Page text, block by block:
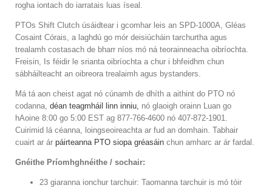
rogha iontach do iarratais luas íseal.
PTOs Shift Clutch úsáidtear i gcomhar leis an SPD-1000A, Gléas
Cosaint Córais, a laghdú go mór deisiúcháin tarchurtha agus
trealamh costasach de bharr níos mó ná teorainneacha oibríochta.
Freisin, Is féidir le srianta oibríochta a chur i bhfeidhm chun
sábháilteacht an oibreora trealaimh agus bystanders.
Má tá aon cheist agat nó cúnamh de dhíth a aithint do PTO nó
codanna, déan teagmháil linn inniu, nó glaoigh orainn Luan go
hAoine 8:00 go 5:00 EST ag 877-766-4600 nó 407-872-1901.
Cuirimid lá céanna, loingseoireachta ar fud an domhain. Tabhair
cuairt ar ár páirteanna PTO siopa gréasáin chun amharc ar ár fardal.
Gnéithe Príomhghnéithe / sochair:
23 giaranna ionchur tarchuir: Taomanna tarchuir is mó tóir